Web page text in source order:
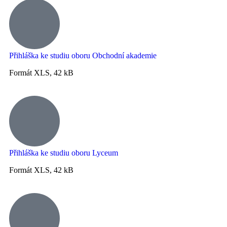
Přihláška ke studiu oboru Obchodní akademie
Formát XLS, 42 kB
Přihláška ke studiu oboru Lyceum
Formát XLS, 42 kB